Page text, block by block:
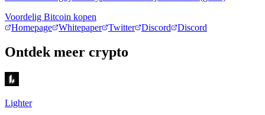
Voordelig Bitcoin kopen
Homepage
Whitepaper Twitter Discord Discord
Ontdek meer crypto
Lighter